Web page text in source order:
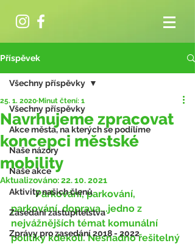
Příspěvek
Všechny příspěvky
Akce města, na kterých se podílíme
Naše názory
Naše akce
Aktivity našich členů
Zasedání zastupitelstva
Zprávy pro zasedání 2018 - 2022
Všechny příspěvky
Navrhujeme zpracovat
koncepci městské
mobility
25. 1. 2020 Minut čtení: 1
Aktualizováno:22. 10. 2021
	Parkování, parkování,
parkování, doprava...jedno z
nejvážnějších témat komunální
politiky kdekoli. Nesnadno řešitelný